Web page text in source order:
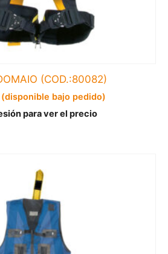
(COD.:80082)
bajo pedido)
para ver el precio